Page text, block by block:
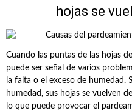
hojas se
Cuando las puntas de las hojas
puede ser señal de varios
la falta o el exceso de humedad.
humedad, sus hojas se vuelven
lo que puede provocar el